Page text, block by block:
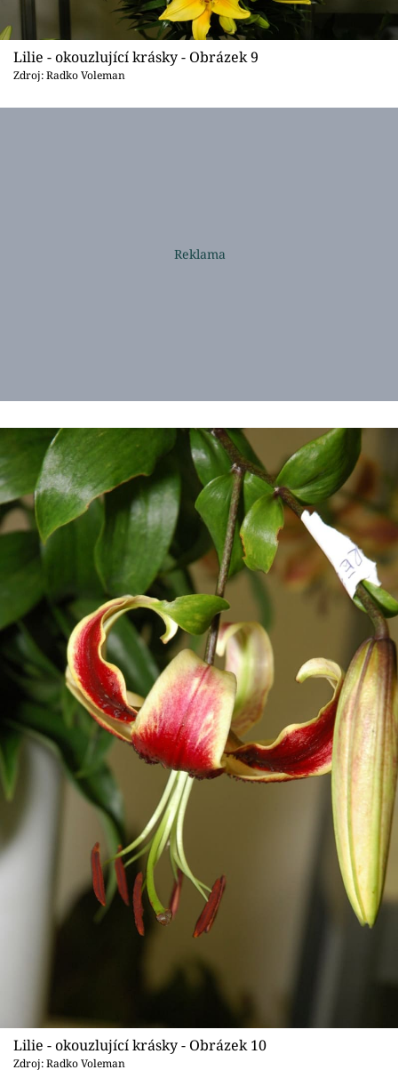
Lilie - okouzlující krásky - Obrázek 9
Zdroj: Radko Voleman
Lilie - okouzlující krásky - Obrázek 10
Zdroj: Radko Voleman